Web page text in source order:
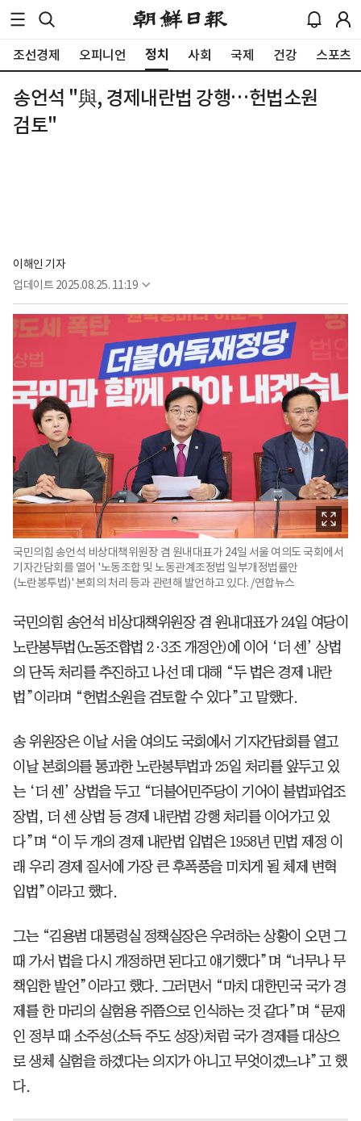
조선경제 오피니언 정치 사회 국제 건강 스포츠
송언석 "與, 경제내란법 강행…헌법소원
검토"
이해인 기자
업데이트 2025.08.25. 11:19
국민의힘 송언석 비상대책위원장 겸 원내대표가 24일 서울 여의도 국회에서
기자간담회를 열어 '노동조합 및 노동관계조정법 일부개정법률안
(노란봉투법)' 본회의 처리 등과 관련해 발언하고 있다. /연합뉴스
국민의힘 송언석 비상대책위원장 겸 원내대표가 24일 여당이
노란봉투법(노동조합법 2·3조 개정안)에 이어 ‘더 센’ 상법
의 단독 처리를 추진하고 나선 데 대해 “두 법은 경제 내란
법”이라며 “헌법소원을 검토할 수 있다”고 말했다.
송 위원장은 이날 서울 여의도 국회에서 기자간담회를 열고
이날 본회의를 통과한 노란봉투법과 25일 처리를 앞두고 있
는 ‘더 센’ 상법을 두고 “더불어민주당이 기어이 불법파업조
장법, 더 센 상법 등 경제 내란법 강행 처리를 이어가고 있
다”며 “이 두 개의 경제 내란법 입법은 1958년 민법 제정 이
래 우리 경제 질서에 가장 큰 후폭풍을 미치게 될 체제 변혁
입법”이라고 했다.
그는 “김용범 대통령실 정책실장은 우려하는 상황이 오면 그
때 가서 법을 다시 개정하면 된다고 얘기했다”며 “너무나 무
책임한 발언”이라고 했다. 그러면서 “마치 대한민국 국가 경
제를 한 마리의 실험용 쥐쯤으로 인식하는 것 같다”며 “문재
인 정부 때 소주성(소득 주도 성장)처럼 국가 경제를 대상으
로 생체 실험을 하겠다는 의지가 아니고 무엇이겠느냐”고 했
다.